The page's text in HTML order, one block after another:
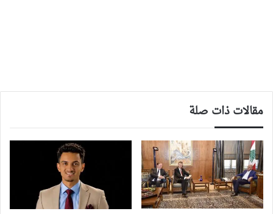
مقالات ذات صلة